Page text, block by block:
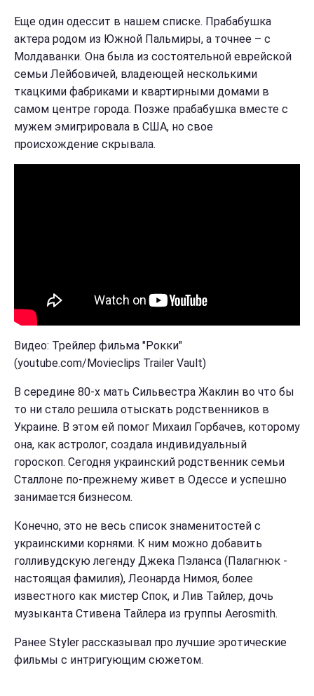
Еще один одессит в нашем списке. Прабабушка
актера родом из Южной Пальмиры, а точнее – с
Молдаванки. Она была из состоятельной еврейской
семьи Лейбовичей, владеющей несколькими
ткацкими фабриками и квартирными домами в
самом центре города. Позже прабабушка вместе с
мужем эмигрировала в США, но свое
происхождение скрывала.
Видео: Трейлер фильма "Рокки"
(youtube.com/Movieclips Trailer Vault)
В середине 80-х мать Сильвестра Жаклин во что бы
то ни стало решила отыскать родственников в
Украине. В этом ей помог Михаил Горбачев, которому
она, как астролог, создала индивидуальный
гороскоп. Сегодня украинский родственник семьи
Сталлоне по-прежнему живет в Одессе и успешно
занимается бизнесом.
Конечно, это не весь список знаменитостей с
украинскими корнями. К ним можно добавить
голливудскую легенду Джека Пэланса (Палагнюк -
настоящая фамилия), Леонарда Нимоя, более
известного как мистер Спок, и Лив Тайлер, дочь
музыканта Стивена Тайлера из группы Aerosmith.
Ранее Styler рассказывал про лучшие эротические
фильмы с интригующим сюжетом.